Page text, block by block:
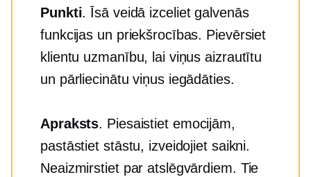
Punkti. Īsā veidā izceliet galvenās
funkcijas un priekšrocības. Pievērsiet
klientu uzmanību, lai viņus aizrautītu
un pārliecinātu viņus iegādāties.
Apraksts. Piesaistiet emocijām,
pastāstiet stāstu, izveidojiet saikni.
Neaizmirstiet par atslēgvārdiem. Tie